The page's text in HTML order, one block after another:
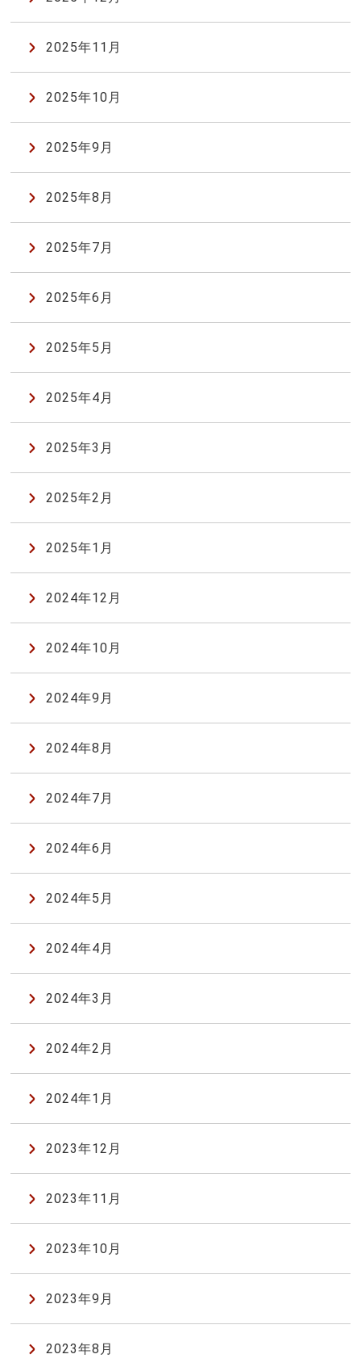
2025年11月
2025年10月
2025年9月
2025年8月
2025年7月
2025年6月
2025年5月
2025年4月
2025年3月
2025年2月
2025年1月
2024年12月
2024年10月
2024年9月
2024年8月
2024年7月
2024年6月
2024年5月
2024年4月
2024年3月
2024年2月
2024年1月
2023年12月
2023年11月
2023年10月
2023年9月
2023年8月